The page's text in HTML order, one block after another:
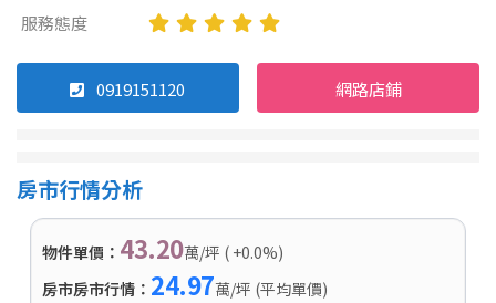
服務態度
0919151120 網路店鋪
房市行情分析
物件單價： 43.20萬/坪 ( +0.0%)
房市房市行情： 24.97萬/坪 (平均單價)